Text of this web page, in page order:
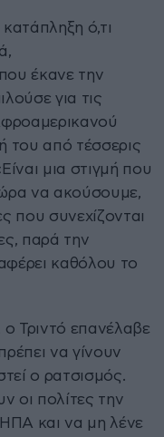
ό,τι
έκανε την
για τις
του από τέσσερις
μια στιγμή που
ώρα να ακούσουμε,
που συνεχίζονται
παρά την
καθόλου το
Τριντό επανέλαβε
να γίνουν
ο ρατσισμός.
οι πολίτες την
και να μη λένε